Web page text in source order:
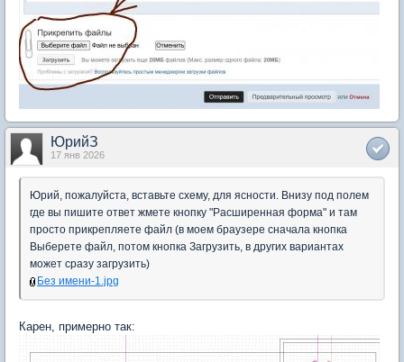
ЮрийЗ
17 янв 2026
Юрий, пожалуйста, вставьте схему, для ясности. Внизу под полем
где вы пишите ответ жмете кнопку "Расширенная форма" и там
просто прикрепляете файл (в моем браузере сначала кнопка
Выберете файл, потом кнопка Загрузить, в других вариантах
может сразу загрузить)
Без имени-1.jpg
Карен, примерно так: